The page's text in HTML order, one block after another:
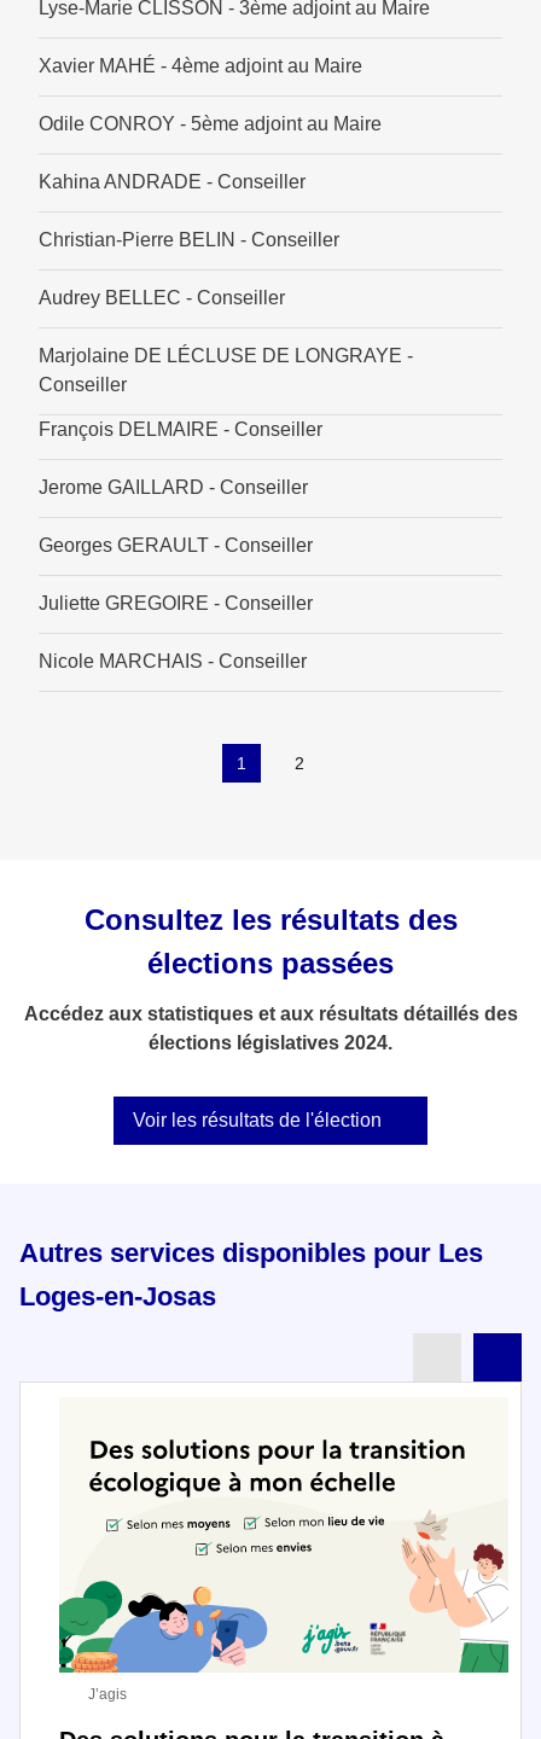
Lyse-Marie CLISSON - 3ème adjoint au Maire
Xavier MAHÉ - 4ème adjoint au Maire
Odile CONROY - 5ème adjoint au Maire
Kahina ANDRADE - Conseiller
Christian-Pierre BELIN - Conseiller
Audrey BELLEC - Conseiller
Marjolaine DE LÉCLUSE DE LONGRAYE -
Conseiller
François DELMAIRE - Conseiller
Jerome GAILLARD - Conseiller
Georges GERAULT - Conseiller
Juliette GREGOIRE - Conseiller
Nicole MARCHAIS - Conseiller
1 2
Consultez les résultats des
élections passées
Accédez aux statistiques et aux résultats détaillés des
élections législatives 2024.
Voir les résultats de l'élection
Autres services disponibles pour Les
Loges-en-Josas
J’agis